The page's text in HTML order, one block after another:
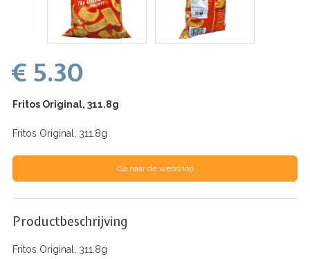
€ 5.30
Fritos Original, 311.8g
Fritos Original, 311.8g
Ga naar de webshop
Productbeschrijving
Fritos Original, 311.8g